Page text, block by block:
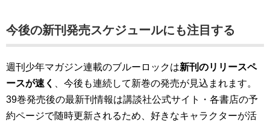
今後の新刊発売スケジュールにも注目する
週刊少年マガジン連載のブルーロックは新刊のリリースペ
ースが速く
、今後も連続して新巻の発売が見込まれます。
39巻発売後の最新刊情報は講談社公式サイト・各書店の予
約ページで随時更新されるため、好きなキャラクターが活